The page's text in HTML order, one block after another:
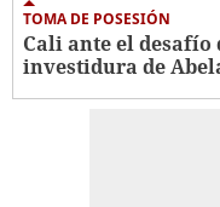
TOMA DE POSESIÓN
Cali ante el
investidura de